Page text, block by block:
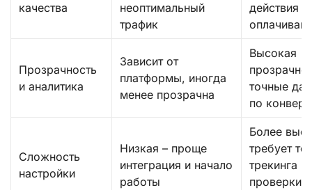
качества
неоптимальный
трафик
действия
Прозрачность
и аналитика
Зависит от
платформы, иногда
менее прозрачна
Высокая
точные
по
Сложность
настройки
Низкая – проще
интеграция и начало
работы
Более
требует
трекинга и
проверки